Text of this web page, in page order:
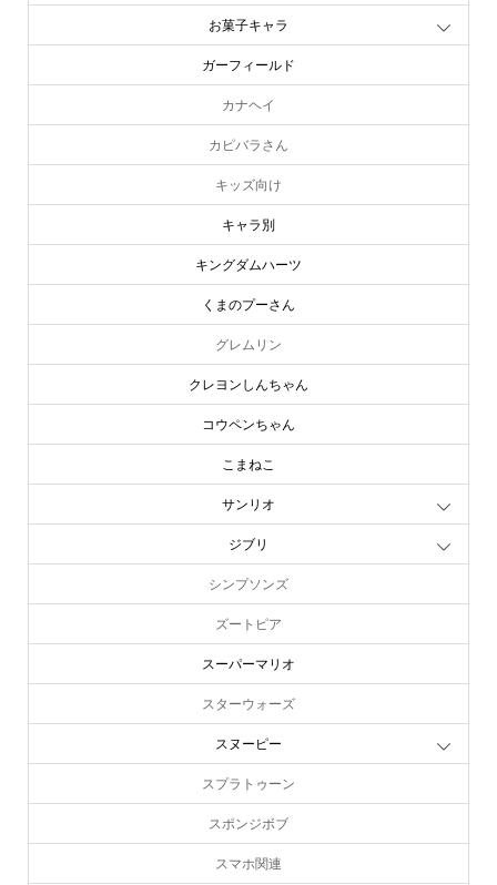
お菓子キャラ
ガーフィールド
カナヘイ
カピバラさん
キッズ向け
キャラ別
キングダムハーツ
くまのプーさん
グレムリン
クレヨンしんちゃん
コウペンちゃん
こまねこ
サンリオ
ジブリ
シンプソンズ
ズートピア
スーパーマリオ
スターウォーズ
スヌーピー
スプラトゥーン
スポンジボブ
スマホ関連